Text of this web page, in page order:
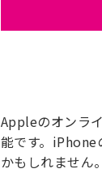
Appleのオンラ
能です。iPhone
かもしれません。